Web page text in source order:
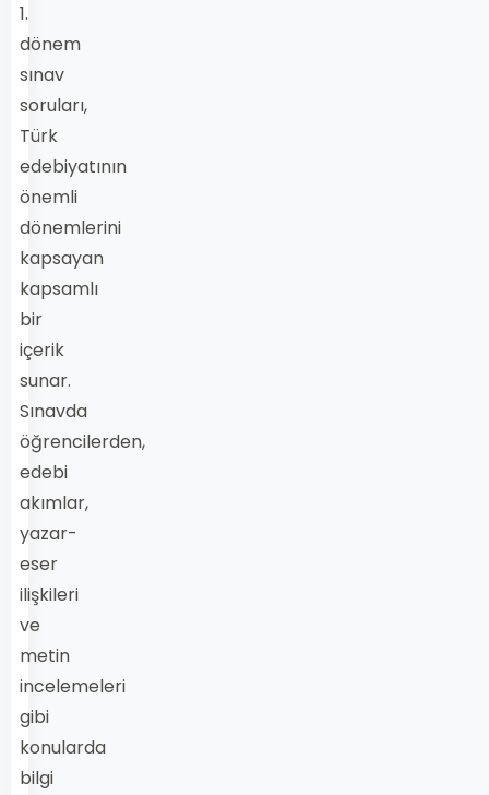
1.
dönem
sınav
soruları,
Türk
edebiyatının
önemli
dönemlerini
kapsayan
kapsamlı
bir
içerik
sunar.
Sınavda
öğrencilerden,
edebi
akımlar,
yazar-
eser
ilişkileri
ve
metin
incelemeleri
gibi
konularda
bilgi